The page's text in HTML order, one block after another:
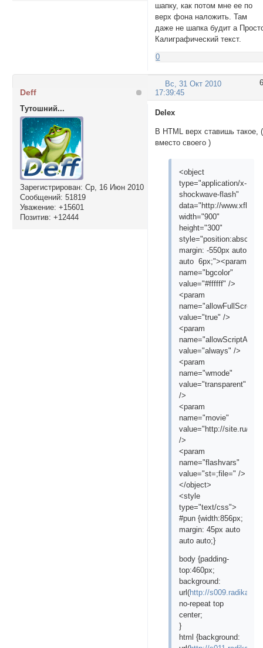
шапку, как потом мне ее по
верх фона наложить. Там
даже не шапка будит а
Калиграфический текст.
0
6
Вс, 31 Окт 2010
17:39:45
Deff
Тутошний...
Зарегистрирован: Ср, 16 Июн 2010
Сообщений: 51819
Уважение: +15601
Позитив: +12444
Delex
В HTML верх ставишь такое, (
вместо своего )
<object
type="application/x-
shockwave-flash"
data="http://
width="900"
height="300"
style="position:absolute;
margin: -550px auto
auto 6px;"><param
name="bgcolor"
value="#ffffff" />
<param
name="allowFullScreen"
value="true" />
<param
value="always" />
<param
name="wmode"
value="transparent"
/>
<param
name="movie"
value="http://site.ru/
/>
<param
name="flashvars"
value="st=;file=" />
</object>
<style
type="text/css">
#pun {width:856px;
margin: 45px auto
auto auto;}
body {padding-
top:460px;
background:
url(http://
no-repeat top
center;
}
html {background: